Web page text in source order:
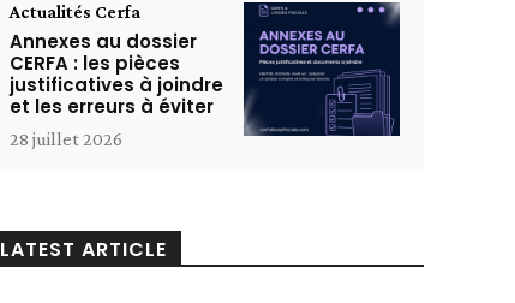
Actualités Cerfa
Annexes au dossier
CERFA : les pièces
justificatives à joindre
et les erreurs à éviter
28 juillet 2026
LATEST ARTICLE